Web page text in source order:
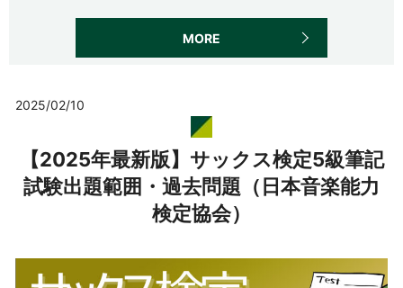
MORE
2025/02/10
【2025年最新版】サックス検定5級筆記
試験出題範囲・過去問題（日本音楽能力
検定協会）